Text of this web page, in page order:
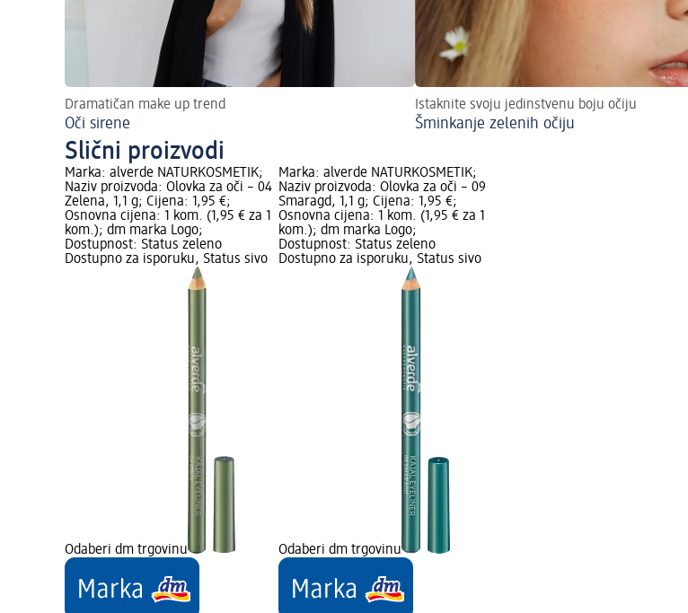
Dramatičan make up trend
Oči sirene
Istaknite svoju jedinstvenu boju očiju
Šminkanje zelenih očiju
Slični proizvodi
Marka: alverde NATURKOSMETIK;
Naziv proizvoda: Olovka za oči – 04
Zelena, 1,1 g; Cijena: 1,95 €;
Osnovna cijena: 1 kom. (1,95 € za 1
kom.); dm marka Logo;
Dostupnost: Status zeleno
Dostupno za isporuku, Status sivo
Odaberi dm trgovinu
Marka: alverde NATURKOSMETIK;
Naziv proizvoda: Olovka za oči – 09
Smaragd, 1,1 g; Cijena: 1,95 €;
Osnovna cijena: 1 kom. (1,95 € za 1
kom.); dm marka Logo;
Dostupnost: Status zeleno
Dostupno za isporuku, Status sivo
Odaberi dm trgovinu